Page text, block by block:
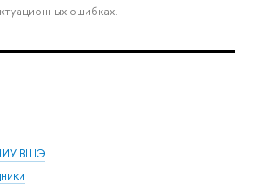
ошибках.
ВШЭ